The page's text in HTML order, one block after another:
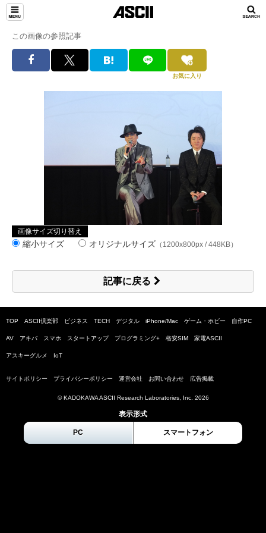
この画像の参照記事
お気に入り
画像サイズ切り替え
縮小サイズ オリジナルサイズ （1200x800px / 448KB）
記事に戻る
TOP ASCII倶楽部 ビジネス TECH デジタル iPhone/Mac ゲーム・ホビー 自作PC
AV アキバ スマホ スタートアップ プログラミング+ 格安SIM 家電ASCII
アスキーグルメ IoT
サイトポリシー プライバシーポリシー 運営会社 お問い合わせ 広告掲載
© KADOKAWA ASCII Research Laboratories, Inc. 2026
表示形式
PC スマートフォン